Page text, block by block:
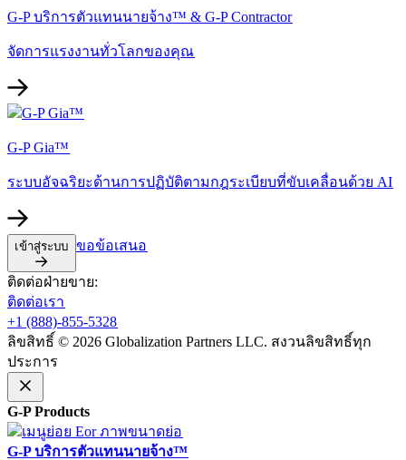
G-P บริการตัวแทนนายจ้าง™ & G-P Contractor​​
จัดการแรงงานทั่วโลกของคุณ​​
G-P Gia™​​
ระบบอัจฉริยะด้านการปฏิบัติตามกฎระเบียบที่ขับเคลื่อนด้วย AI​​
เข้าสู่ระบบ​​ ขอข้อเสนอ​​
ติดต่อฝ่ายขาย:​​
ติดต่อเรา​​
+1 (888)-855-5328​​
ลิขสิทธิ์ © 2026 Globalization Partners LLC. สงวนลิขสิทธิ์ทุก
ประการ​​
G-P Products​​
G-P บริการตัวแทนนายจ้าง™​​